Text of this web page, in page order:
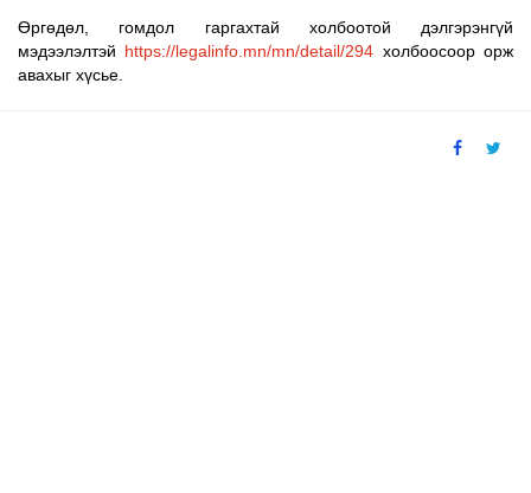
Өргөдөл, гомдол гаргахтай холбоотой дэлгэрэнгүй
мэдээлэлтэй https://legalinfo.mn/mn/detail/294 холбоосоор орж
авахыг хүсье.